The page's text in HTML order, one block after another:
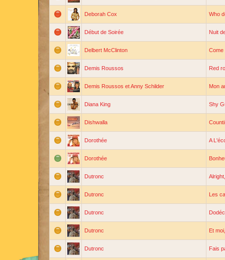
Deborah Cox Who
Début de Soirée Nuit
Delbert McClinton Come
Demis Roussos Red
Demis Roussos et Anny Schilder Mon
Diana King Shy
Dishwalla
Dorothée A
Dorothée
Dutronc
Dutronc Les
Dutronc
Dutronc Et
Dutronc Fais